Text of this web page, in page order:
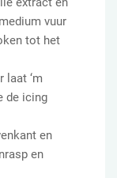
vuur
tot het
laat ‘m
de icing
en
en